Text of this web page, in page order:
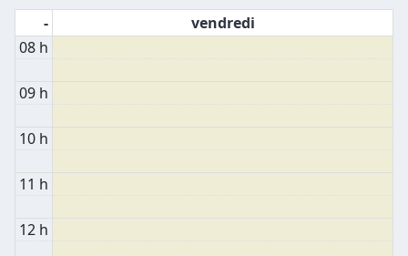
-
vendredi
08 h
09 h
10 h
11 h
12 h